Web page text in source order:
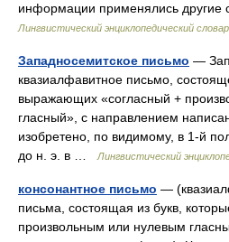
информации применялись
Лингвистический энциклопедический
Западносемитское письмо —
квазиалфавитное письмо,
выражающих «согласный +
гласный», с направлением
изобретено, по видимому, в 1‑й
до н. э. в …
Лингвистический
консонантное письмо —
письма, состоящая из букв,
произвольным или нулевым